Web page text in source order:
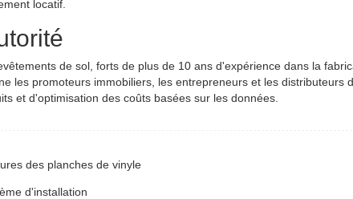
locatif.
de sol, forts de plus de 10 ans d'expérience dans la
les promoteurs immobiliers, les entrepreneurs et les distributeurs
et d'optimisation des coûts basées sur les données.
des planches de vinyle
d'installation